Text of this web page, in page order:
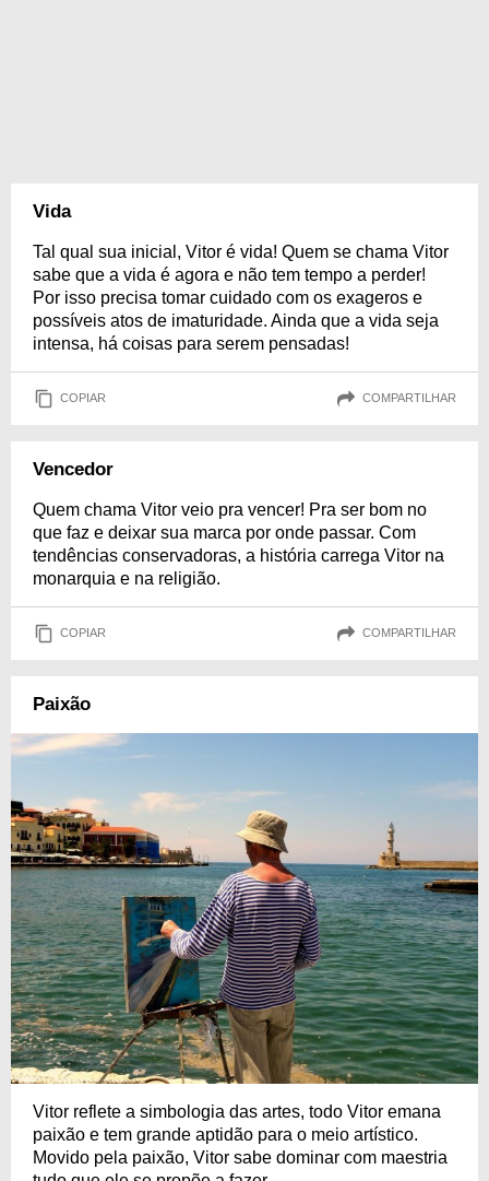
Vida
Tal qual sua inicial, Vitor é vida! Quem se chama Vitor
sabe que a vida é agora e não tem tempo a perder!
Por isso precisa tomar cuidado com os exageros e
possíveis atos de imaturidade. Ainda que a vida seja
intensa, há coisas para serem pensadas!
COPIAR COMPARTILHAR
Vencedor
Quem chama Vitor veio pra vencer! Pra ser bom no
que faz e deixar sua marca por onde passar. Com
tendências conservadoras, a história carrega Vitor na
monarquia e na religião.
COPIAR COMPARTILHAR
Paixão
Vitor reflete a simbologia das artes, todo Vitor emana
paixão e tem grande aptidão para o meio artístico.
Movido pela paixão, Vitor sabe dominar com maestria